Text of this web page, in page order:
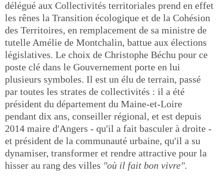
délégué aux Collectivités territoriales prend en effet
les rênes la Transition écologique et de la Cohésion
des Territoires, en remplacement de sa ministre de
tutelle Amélie de Montchalin, battue aux élections
législatives. Le choix de Christophe Béchu pour ce
poste clé dans le Gouvernement porte en lui
plusieurs symboles. Il est un élu de terrain, passé
par toutes les strates de collectivités : il a été
président du département du Maine-et-Loire
pendant dix ans, conseiller régional, et est depuis
2014 maire d'Angers - qu'il a fait basculer à droite -
et président de la communauté urbaine, qu'il a su
dynamiser, transformer et rendre attractive pour la
hisser au rang des villes "où il fait bon vivre".